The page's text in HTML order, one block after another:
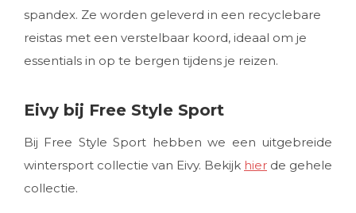
spandex. Ze worden geleverd in een recyclebare
reistas met een verstelbaar koord, ideaal om je
essentials in op te bergen tijdens je reizen.
Eivy bij Free Style Sport
Bij Free Style Sport hebben we een uitgebreide
wintersport collectie van Eivy. Bekijk hier de gehele
collectie.